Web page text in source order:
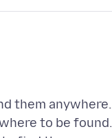
them
to be